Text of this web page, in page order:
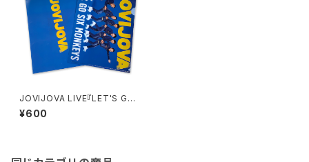
JOVIJOVA LIVE『LET'S GO
SIX MONKEYS』クリアファイ
ル[2025/9/15にて完全終売]
¥600